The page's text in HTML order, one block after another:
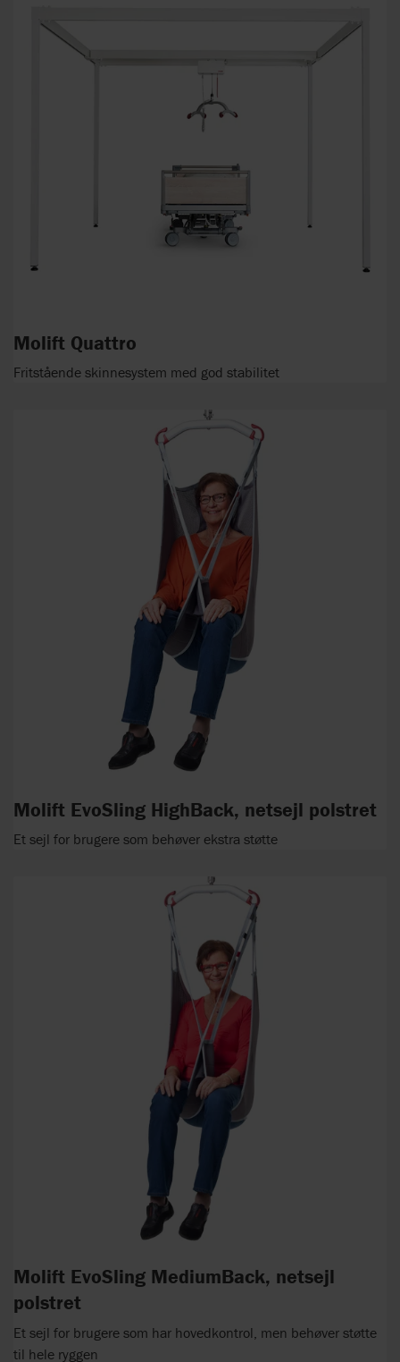
Molift Quattro
Fritstående skinnesystem med god stabilitet
Molift EvoSling HighBack, netsejl polstret
Et sejl for brugere som behøver ekstra støtte
Molift EvoSling MediumBack, netsejl
polstret
Et sejl for brugere som har hovedkontrol, men behøver støtte
til hele ryggen